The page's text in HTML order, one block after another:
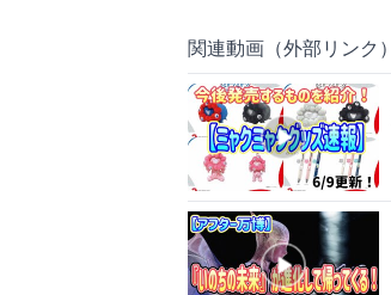
関連動画（外部リンク）